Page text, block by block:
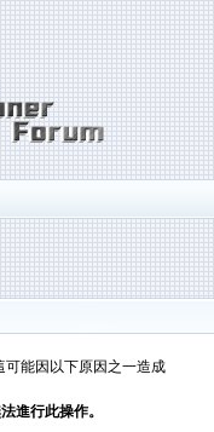
能因以下原因之一造成
進行此操作。